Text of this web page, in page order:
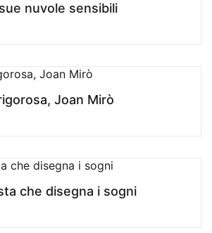
nuvole sensibili
Joan Mirò
che disegna i sogni